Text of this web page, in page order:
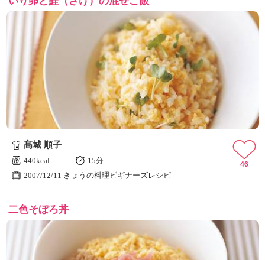
髙城 順子
440kcal
15分
2007/12/11 きょうの料理ビギナーズレシピ
46
二色そぼろ丼